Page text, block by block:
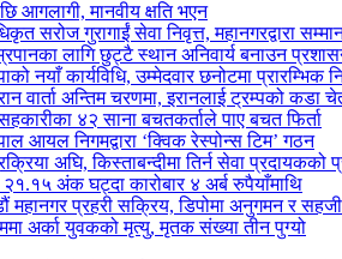
आगलागी, मानवीय क्षति भएन
सरोज गुरागाईं सेवा निवृत्त, महानगरद्वारा
लागि छुट्टै स्थान अनिवार्य बनाउन
नयाँ कार्यविधि, उम्मेदवार छनोटमा प्रारम्भिक
वार्ता अन्तिम चरणमा, इरानलाई ट्रम्पको कडा
४२ साना बचतकर्ताले पाए बचत फिर्ता
आयल निगमद्वारा ‘क्विक रेस्पोन्स टिम’ गठन
अघि, किस्ताबन्दीमा तिर्न सेवा प्रदायकको
२१.१५ अंक घट्दा कारोबार ४ अर्ब रुपैयाँमाथि
महानगर प्रहरी सक्रिय, डिपोमा अनुगमन र
अर्का युवकको मृत्यु, मृतक संख्या तीन पुग्यो